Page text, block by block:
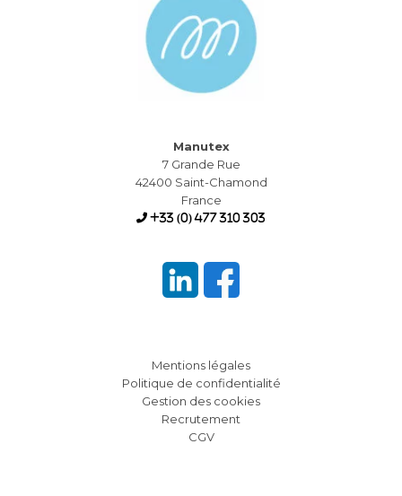
Manutex
7 Grande Rue
42400 Saint-Chamond
France
+33 (0) 477 310 303
Mentions légales
Politique de confidentialité
Gestion des cookies
Recrutement
CGV